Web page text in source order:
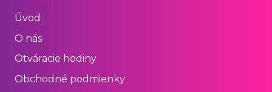
Úvod
O nás
Otváracie hodiny
Obchodné podmienky